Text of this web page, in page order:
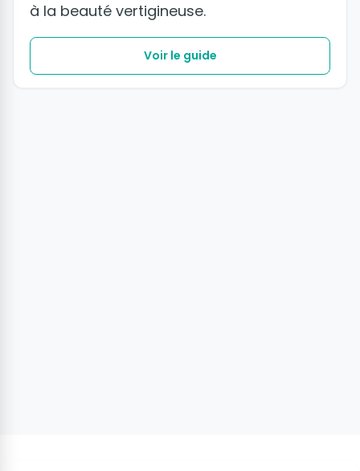
à la beauté vertigineuse.
Voir le guide